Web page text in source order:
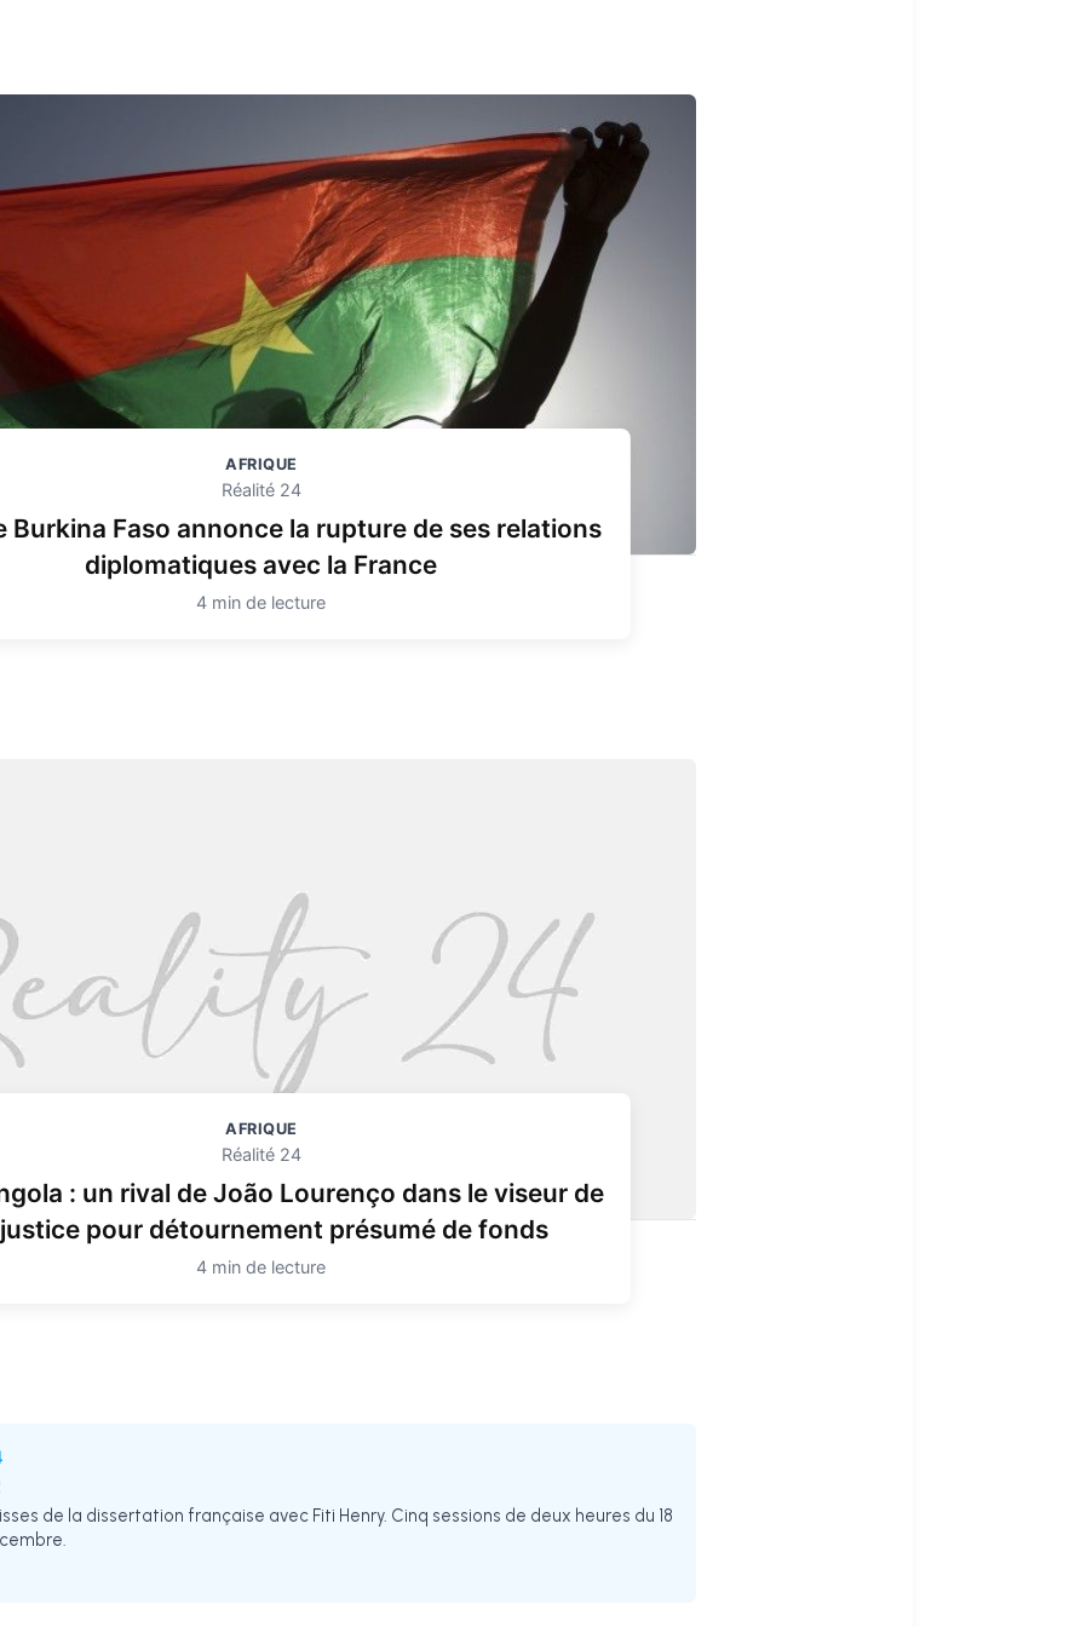
AFRIQUE
Réalité 24
Burkina Faso annonce la rupture de ses relations
diplomatiques avec la France
4 min de lecture
AFRIQUE
Réalité 24
: un rival de João Lourenço dans le viseur de
pour détournement présumé de fonds
4 min de lecture
de la dissertation française avec Fiti Henry. Cinq sessions de deux heures du 18